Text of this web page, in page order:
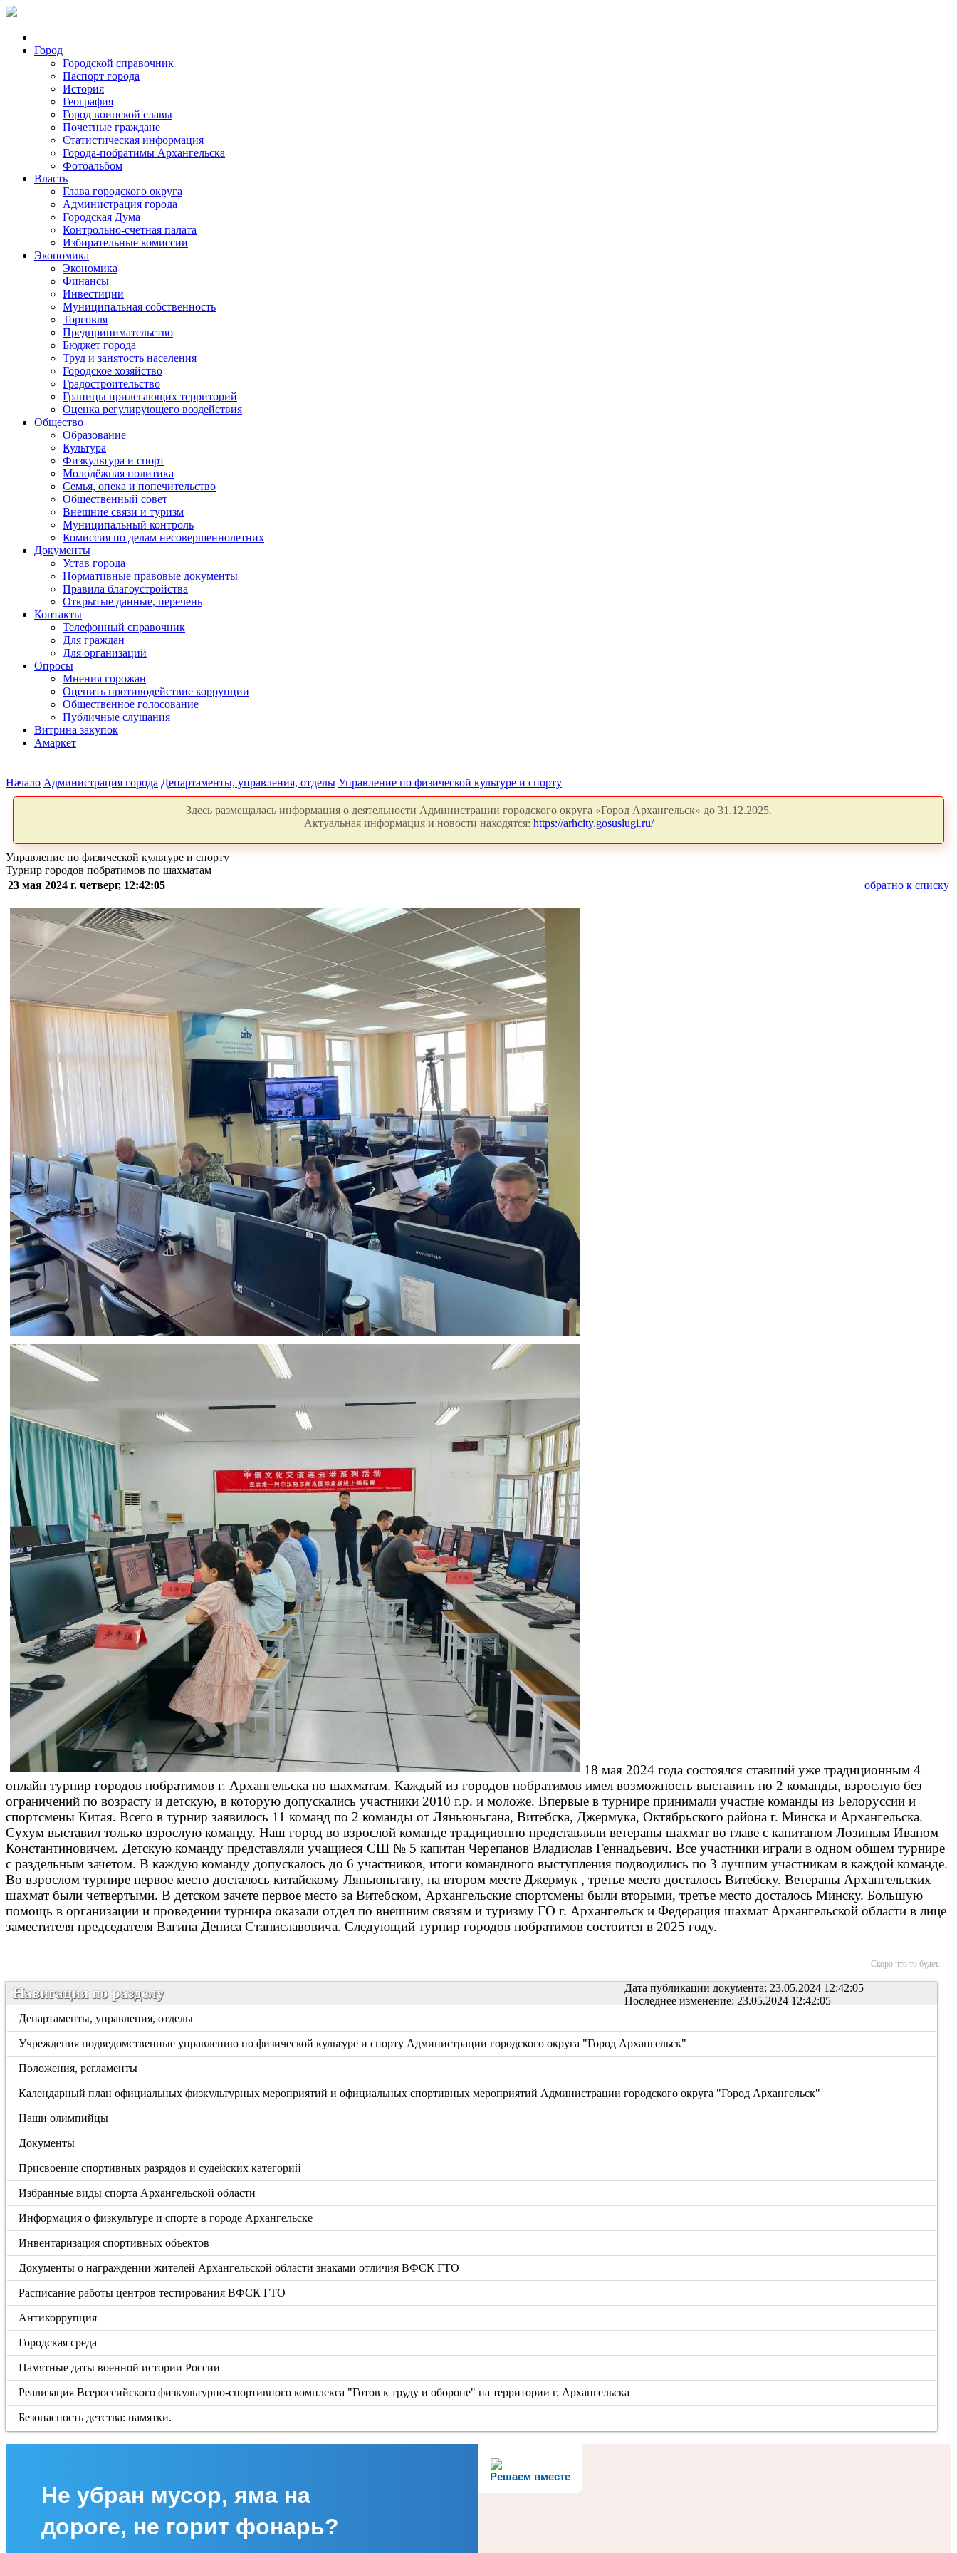
Город
Городской справочник
Паспорт города
История
География
Город воинской славы
Почетные граждане
Статистическая информация
Города-побратимы Архангельска
Фотоальбом
Власть
Глава городского округа
Администрация города
Городская Дума
Контрольно-счетная палата
Избирательные комиссии
Экономика
Экономика
Финансы
Инвестиции
Муниципальная собственность
Торговля
Предпринимательство
Бюджет города
Труд и занятость населения
Городское хозяйство
Градостроительство
Границы прилегающих территорий
Оценка регулирующего воздействия
Общество
Образование
Культура
Физкультура и спорт
Молодёжная политика
Семья, опека и попечительство
Общественный совет
Внешние связи и туризм
Муниципальный контроль
Комиссия по делам несовершеннолетних
Документы
Устав города
Нормативные правовые документы
Правила благоустройства
Открытые данные, перечень
Контакты
Телефонный справочник
Для граждан
Для организаций
Опросы
Мнения горожан
Оценить противодействие коррупции
Общественное голосование
Публичные слушания
Витрина закупок
Амаркет
Начало Администрация города Департаменты, управления, отделы Управление по физической культуре и спорту
Здесь размещалась информация о деятельности Администрации городского округа «Город Архангельск» до 31.12.2025.
Актуальная информация и новости находятся: https://arhcity.gosuslugi.ru/
Управление по физической культуре и спорту
Турнир городов побратимов по шахматам
23 мая 2024 г. четверг, 12:42:05
обратно к списку
18 мая 2024 года состоялся ставший уже традиционным 4
онлайн турнир городов побратимов г. Архангельска по шахматам. Каждый из городов побратимов имел возможность выставить по 2 команды, взрослую без
ограничений по возрасту и детскую, в которую допускались участники 2010 г.р. и моложе. Впервые в турнире принимали участие команды из Белоруссии и
спортсмены Китая. Всего в турнир заявилось 11 команд по 2 команды от Ляньюньгана, Витебска, Джермука, Октябрьского района г. Минска и Архангельска.
Сухум выставил только взрослую команду. Наш город во взрослой команде традиционно представляли ветераны шахмат во главе с капитаном Лозиным Иваном
Константиновичем. Детскую команду представляли учащиеся СШ № 5 капитан Черепанов Владислав Геннадьевич. Все участники играли в одном общем турнире
с раздельным зачетом. В каждую команду допускалось до 6 участников, итоги командного выступления подводились по 3 лучшим участникам в каждой команде.
Во взрослом турнире первое место досталось китайскому Ляньюньгану, на втором месте Джермук , третье место досталось Витебску. Ветераны Архангельских
шахмат были четвертыми. В детском зачете первое место за Витебском, Архангельские спортсмены были вторыми, третье место досталось Минску. Большую
помощь в организации и проведении турнира оказали отдел по внешним связям и туризму ГО г. Архангельск и Федерация шахмат Архангельской области в лице
заместителя председателя Вагина Дениса Станиславовича. Следующий турнир городов побратимов состоится в 2025 году.
Скоро что то будет...
Дата публикации документа: 23.05.2024 12:42:05
Последнее изменение: 23.05.2024 12:42:05
Навигация по разделу
Департаменты, управления, отделы
Учреждения подведомственные управлению по физической культуре и спорту Администрации городского округа "Город Архангельск"
Положения, регламенты
Календарный план официальных физкультурных мероприятий и официальных спортивных мероприятий Администрации городского округа "Город Архангельск"
Наши олимпийцы
Документы
Присвоение спортивных разрядов и судейских категорий
Избранные виды спорта Архангельской области
Информация о физкультуре и спорте в городе Архангельске
Инвентаризация спортивных объектов
Документы о награждении жителей Архангельской области знаками отличия ВФСК ГТО
Расписание работы центров тестирования ВФСК ГТО
Антикоррупция
Городская среда
Памятные даты военной истории России
Реализация Всероссийского физкультурно-спортивного комплекса "Готов к труду и обороне" на территории г. Архангельска
Безопасность детства: памятки.
Решаем вместе
Не убран мусор, яма на
дороге, не горит фонарь?